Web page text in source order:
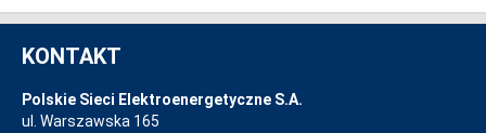
KONTAKT
Polskie Sieci Elektroenergetyczne S.A.
ul. Warszawska 165